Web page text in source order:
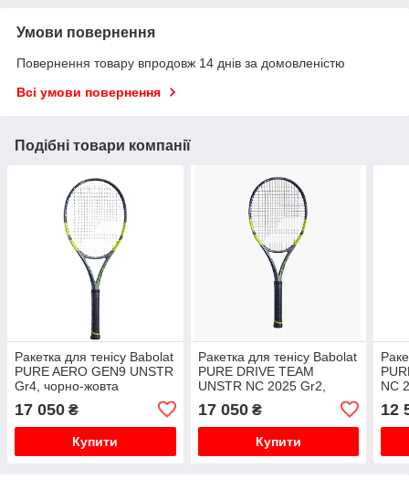
Умови повернення
Повернення товару впродовж 14 днів за домовленістю
Всі умови повернення
Подібні товари компанії
Ракетка для тенісу Babolat
PURE AERO GEN9 UNSTR
Gr4, чорно-жовта
17 050 ₴
Купити
Ракетка для тенісу Babolat
PURE DRIVE TEAM
UNSTR NC 2025 Gr2,
17 050₴
Купити
NC
12